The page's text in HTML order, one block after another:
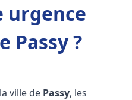
urgence
Passy ?
ville de Passy, les